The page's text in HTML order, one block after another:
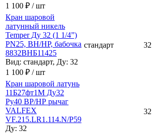
1 100 ₽ / шт
Кран шаровой
латунный никель
Temper Ду 32 (1 1/4”)
PN25, ВН/НР, бабочка
8832ВНБ11425
Вид: стандарт, Ду: 32
1 100 ₽ / шт
стандарт 32
Кран шаровой латунь
11Б27фт1М Ду32
Ру40 ВР/НР рычаг
VALFEX
VF.215.LR1.114.N/P59
Ду: 32
32